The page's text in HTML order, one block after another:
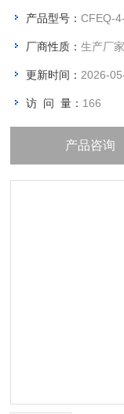
产品型号：CFEQ-
厂商性质：生产厂家
更新时间： 2026-
访 问 量： 166
产品咨询